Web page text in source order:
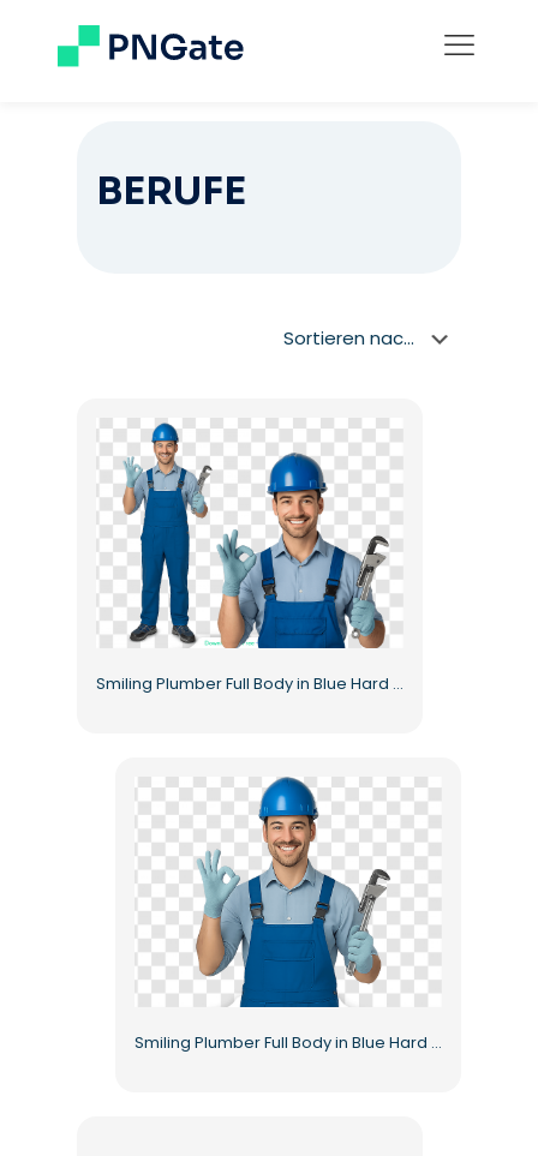
BERUFE
Smiling Plumber Full Body in Blue Hard Hat Free PNG
Smiling Plumber Full Body in Blue Hard Hat and Gloves Free PNG